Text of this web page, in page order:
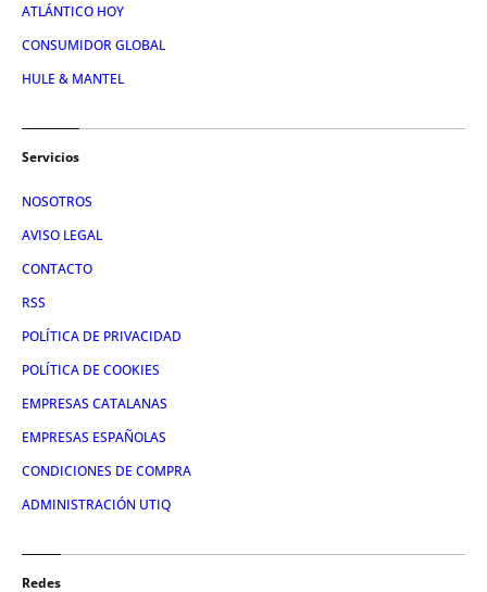
ATLÁNTICO HOY
CONSUMIDOR GLOBAL
HULE & MANTEL
Servicios
NOSOTROS
AVISO LEGAL
CONTACTO
RSS
POLÍTICA DE PRIVACIDAD
POLÍTICA DE COOKIES
EMPRESAS CATALANAS
EMPRESAS ESPAÑOLAS
CONDICIONES DE COMPRA
ADMINISTRACIÓN UTIQ
Redes